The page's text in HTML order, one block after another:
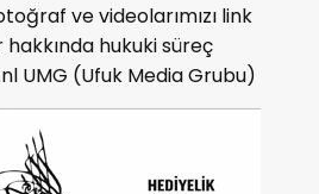
ve videolarımızı link
hukuki süreç
UMG (Ufuk Media Grubu)